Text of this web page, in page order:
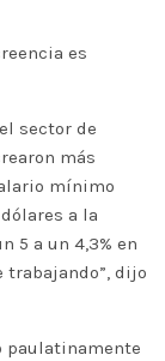
es
sector de
más
mínimo
a la
5 a un 4,3% en
trabajando”, dijo
paulatinamente